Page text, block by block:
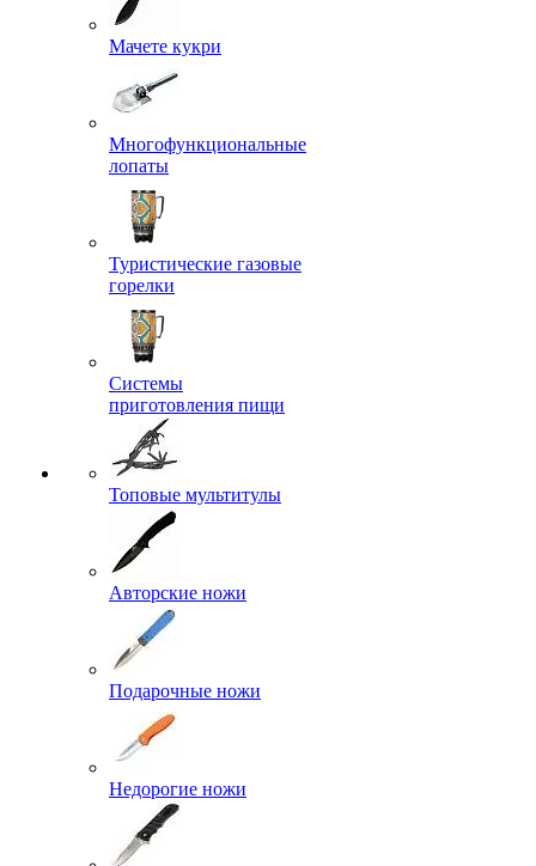
Мачете кукри
Многофункциональные
лопаты
Туристические газовые
горелки
Системы
приготовления пищи
Топовые мультитулы
Авторские ножи
Подарочные ножи
Недорогие ножи